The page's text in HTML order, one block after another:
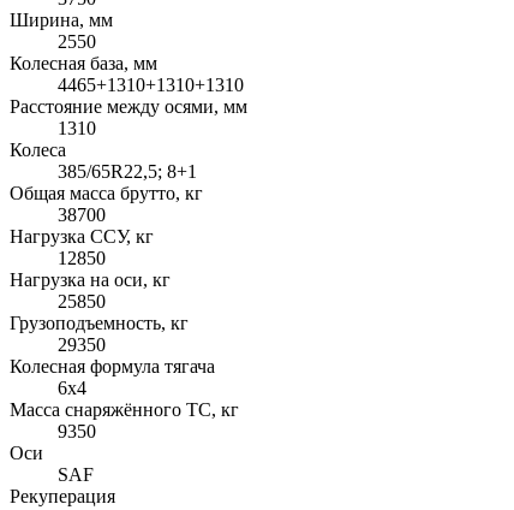
Ширина, мм
2550
Колесная база, мм
4465+1310+1310+1310
Расстояние между осями, мм
1310
Колеса
385/65R22,5; 8+1
Общая масса брутто, кг
38700
Нагрузка ССУ, кг
12850
Нагрузка на оси, кг
25850
Грузоподъемность, кг
29350
Колесная формула тягача
6x4
Масса снаряжённого ТС, кг
9350
Оси
SAF
Рекуперация